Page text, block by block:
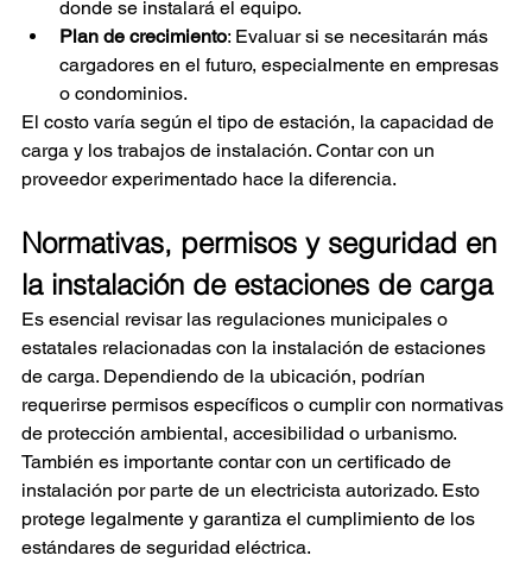
donde se instalará el equipo.
Plan de crecimiento: Evaluar si se necesitarán más
cargadores en el futuro, especialmente en empresas
o condominios.
El costo varía según el tipo de estación, la capacidad de
carga y los trabajos de instalación. Contar con un
proveedor experimentado hace la diferencia.
Normativas, permisos y seguridad en
la instalación de estaciones de carga
Es esencial revisar las regulaciones municipales o
estatales relacionadas con la instalación de estaciones
de carga. Dependiendo de la ubicación, podrían
requerirse permisos específicos o cumplir con normativas
de protección ambiental, accesibilidad o urbanismo.
También es importante contar con un certificado de
instalación por parte de un electricista autorizado. Esto
protege legalmente y garantiza el cumplimiento de los
estándares de seguridad eléctrica.